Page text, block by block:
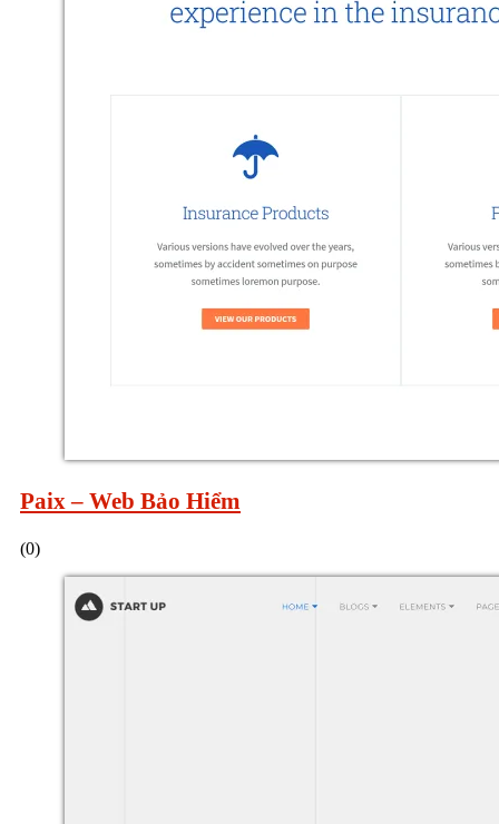
Paix – Web Bảo Hiểm
(0)